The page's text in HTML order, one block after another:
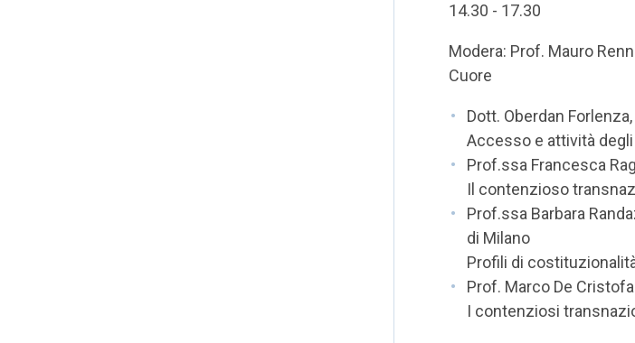
14.30 - 17.30
Modera: Prof. Mauro
Cuore
Dott. Oberdan
Accesso e attività
Prof.ssa Francesca
Il contenzioso
Prof.ssa Barbara
di Milano
Profili di
Prof. Marco De
I contenziosi